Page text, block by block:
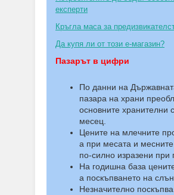
експерти
Кръгла маса за
Да купя ли от този е-магазин?
Пазарът в цифри
По данни на
пазара на храни
основните хранителни
месец.
Цените на млечните
а при месата и
по-силно изразени
На годишна база
а поскъпването на
Незначително